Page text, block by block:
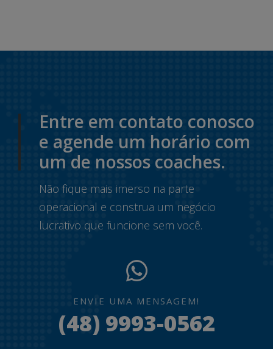
Entre em contato conosco
e agende um horário com
um de nossos coaches.
Não fique mais imerso na parte
operacional e construa um negócio
lucrativo que funcione sem você.
ENVIE UMA MENSAGEM!
(48) 9993-0562